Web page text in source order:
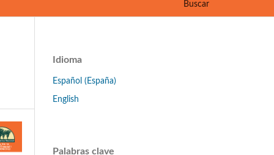
Buscar
Idioma
Español (España)
English
Palabras clave